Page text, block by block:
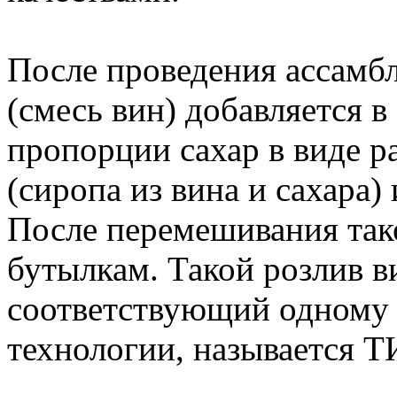
После проведения
(смесь вин) добавляется
пропорции сахар в виде
(сиропа из вина и
После перемешивания
бутылкам. Такой розлив
соответствующий
технологии, называется